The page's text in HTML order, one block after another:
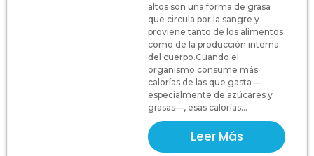
altos son una forma de grasa
que circula por la sangre y
proviene tanto de los alimentos
como de la producción interna
del cuerpo.Cuando el
organismo consume más
calorías de las que gasta —
especialmente de azúcares y
grasas—, esas calorías...
Leer Más